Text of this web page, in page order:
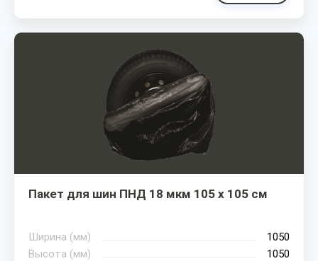
Пакет для шин ПНД 18 мкм 105 х 105 см
Ширина (мм)
1050
Высота (мм)
1050